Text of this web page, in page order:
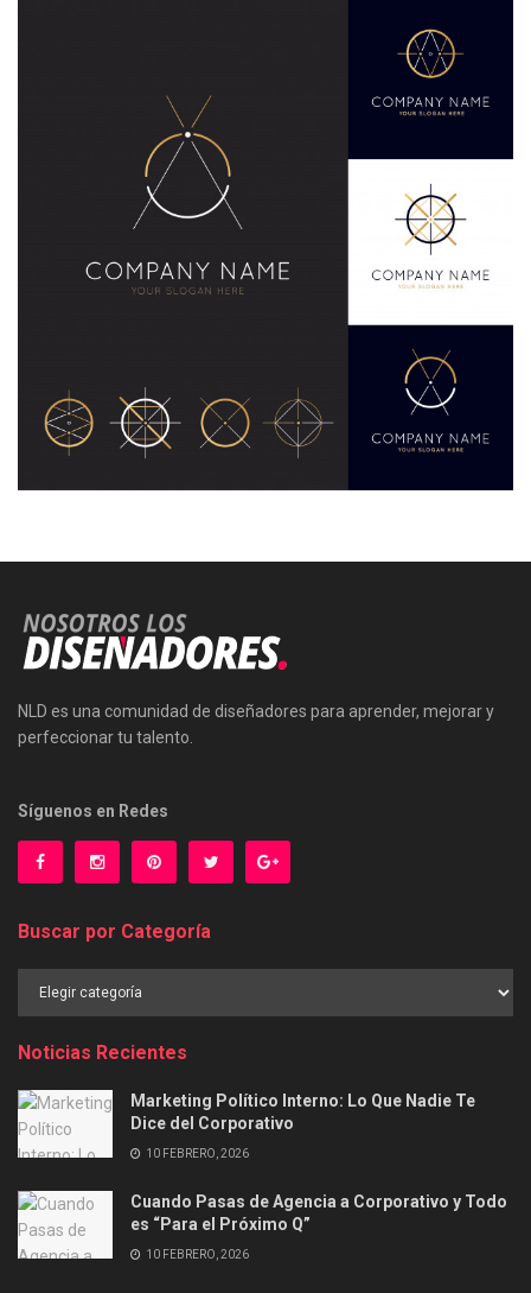
NLD es una comunidad de diseñadores para aprender, mejorar y
perfeccionar tu talento.
Síguenos en Redes
Buscar por Categoría
Noticias Recientes
Marketing Político Interno: Lo Que Nadie Te
Dice del Corporativo
10 FEBRERO, 2026
Cuando Pasas de Agencia a Corporativo y Todo
es “Para el Próximo Q”
10 FEBRERO, 2026